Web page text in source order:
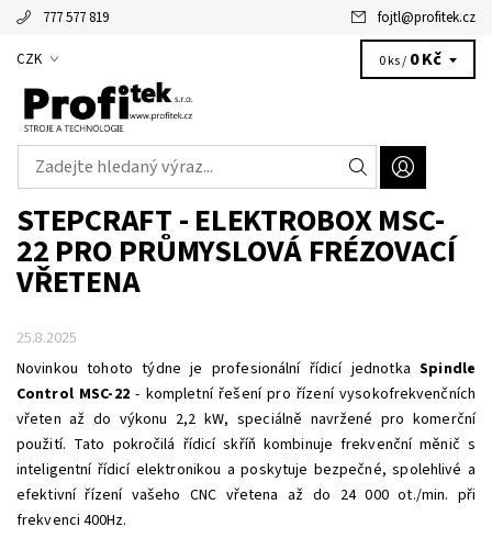
777 577 819 fojtl@profitek.cz
CZK 0 ks / 0 Kč
STEPCRAFT - ELEKTROBOX MSC-
22 PRO PRŮMYSLOVÁ FRÉZOVACÍ
VŘETENA
25.8.2025
Novinkou tohoto týdne je profesionální řídicí jednotka Spindle
Control MSC-22 - kompletní řešení pro řízení vysokofrekvenčních
vřeten až do výkonu 2,2 kW, speciálně navržené pro komerční
použití. Tato pokročilá řídicí skříň kombinuje frekvenční měnič s
inteligentní řídicí elektronikou a poskytuje bezpečné, spolehlivé a
efektivní řízení vašeho CNC vřetena až do 24 000 ot./min. při
frekvenci 400Hz.
Alžbětka - vaše virtuální asistentka